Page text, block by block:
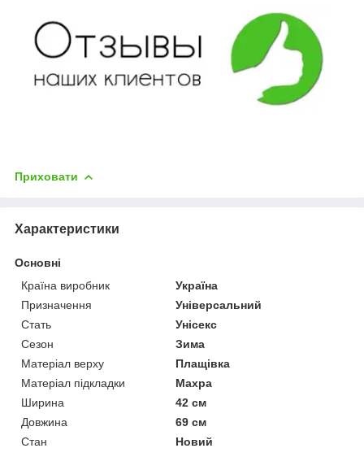
Приховати
Характеристики
Основні
Країна виробник
Україна
Призначення
Універсальний
Стать
Унісекс
Сезон
Зима
Матеріал верху
Плащівка
Матеріал підкладки
Махра
Ширина
42 см
Довжина
69 см
Стан
Новий